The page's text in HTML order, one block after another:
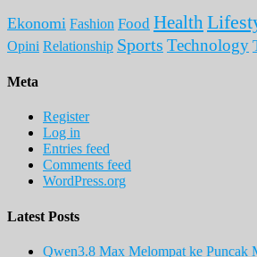
Ekonomi Fashion Food Health
Opini Relationship Sports Technology
Meta
Register
Log in
Entries feed
Comments feed
WordPress.org
Latest Posts
Qwen3.8 Max Melompat ke Puncak